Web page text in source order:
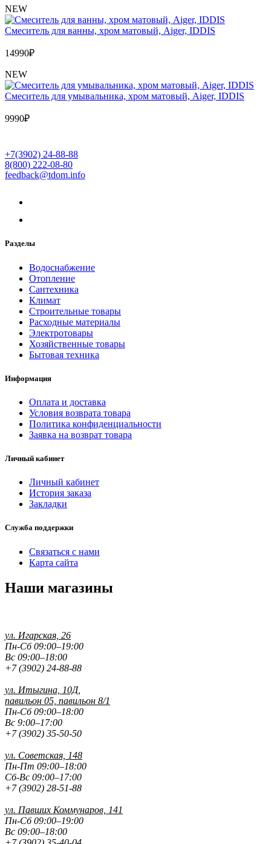
NEW
Cмеситель для ванны, хром матовый, Aiger, IDDIS
14990₽
NEW
Cмеситель для умывальника, хром матовый, Aiger, IDDIS
9990₽
+7(3902) 24-88-88
8(800) 222-08-80
feedback@tdom.info
Разделы
Водоснабжение
Отопление
Сантехника
Климат
Строительные товары
Расходные материалы
Электротовары
Хозяйственные товары
Бытовая техника
Информация
Оплата и доставка
Условия возврата товара
Политика конфиденциальности
Заявка на возврат товара
Личный кабинет
Личный кабинет
История заказа
Закладки
Служба поддержки
Связаться с нами
Карта сайта
Наши магазины
ул. Игарская, 26
Пн-Сб 09:00–19:00
Вс 09:00–18:00
+7 (3902) 24-88-88
ул. Итыгина, 10Д,
павильон 05, павильон 8/1
Пн-Сб 09:00–18:00
Вс 9:00–17:00
+7 (3902) 35-50-50
ул. Советская, 148
Пн-Пт 09:00–18:00
Сб-Вс 09:00–17:00
+7 (3902) 28-51-88
ул. Павших Коммунаров, 141
Пн-Сб 09:00–19:00
Вс 09:00–18:00